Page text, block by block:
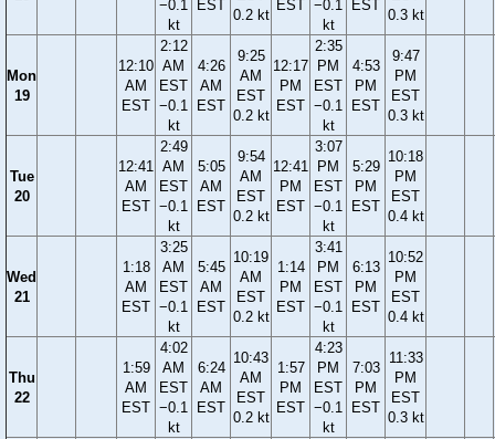
−0.1
kt
EST
0.2 kt
EST −0.1
kt
EST
0.3 kt
Mon
19
12:10
AM
EST
2:12
AM
EST
−0.1
kt
4:26
AM
EST
9:25
AM
EST
0.2 kt
12:17
PM
EST
2:35
PM
EST
−0.1
kt
4:53
PM
EST
9:47
PM
EST
0.3 kt
Tue
20
12:41
AM
EST
2:49
AM
EST
−0.1
kt
5:05
AM
EST
9:54
AM
EST
0.2 kt
12:41
PM
EST
3:07
PM
EST
−0.1
kt
5:29
PM
EST
10:18
PM
EST
0.4 kt
Wed
21
1:18
AM
EST
3:25
AM
EST
−0.1
kt
5:45
AM
EST
10:19
AM
EST
0.2 kt
1:14
PM
EST
3:41
PM
EST
−0.1
kt
6:13
PM
EST
10:52
PM
EST
0.4 kt
Thu
22
1:59
AM
EST
4:02
AM
EST
−0.1
kt
6:24
AM
EST
10:43
AM
EST
0.2 kt
1:57
PM
EST
4:23
PM
EST
−0.1
kt
7:03
PM
EST
11:33
PM
EST
0.3 kt